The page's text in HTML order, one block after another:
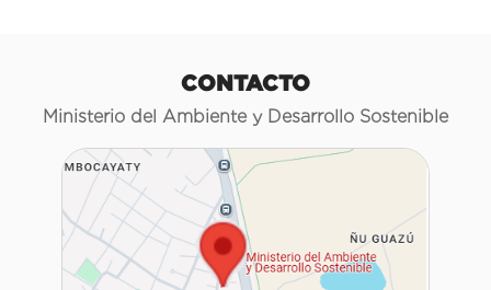
CONTACTO
Ministerio del Ambiente y Desarrollo Sostenible